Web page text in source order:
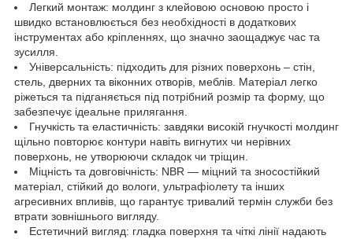
Легкий монтаж: молдинг з клейовою основою просто і
швидко встановлюється без необхідності в додаткових
інструментах або кріпленнях, що значно заощаджує час та
зусилля.
Універсальність: підходить для різних поверхонь – стін,
стель, дверних та віконних отворів, меблів. Матеріал легко
ріжеться та підганяється під потрібний розмір та форму, що
забезпечує ідеальне прилягання.
Гнучкість та еластичність: завдяки високій гнучкості молдинг
щільно повторює контури навіть вигнутих чи нерівних
поверхонь, не утворюючи складок чи тріщин.
Міцність та довговічність: NBR — міцний та зносостійкий
матеріал, стійкий до вологи, ультрафіолету та інших
агресивних впливів, що гарантує тривалий термін служби без
втрати зовнішнього вигляду.
Естетичний вигляд: гладка поверхня та чіткі лінії надають